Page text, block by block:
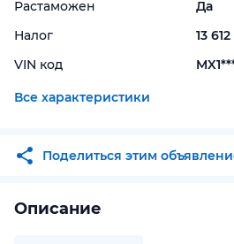
Растаможен
Да
Налог
13
VIN код
Все характеристики
Поделиться этим
Описание